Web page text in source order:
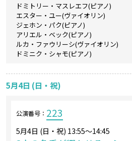
ドミトリー・マスレエフ(ピアノ)
エスター・ユー(ヴァイオリン)
ジェホン・パク(ピアノ)
アリエル・ベック(ピアノ)
ルカ・ファウリーシ(ヴァイオリン)
ドミニク・シャモ(ピアノ)
5月4日 (日・祝)
公演番号： 223
5月4日 (日・祝) 13:55～14:45